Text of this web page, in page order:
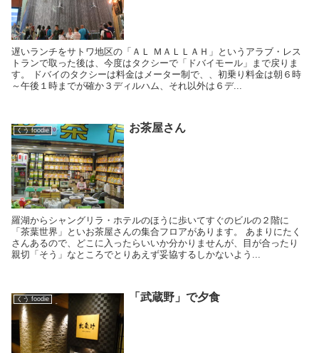
遅いランチをサトワ地区の「ＡＬ ＭＡＬＬＡＨ」というアラブ・レス
トランで取った後は、今度はタクシーで「ドバイモール」まで戻りま
す。 ドバイのタクシーは料金はメーター制で、、初乗り料金は朝６時
～午後１時までが確か３ディルハム、それ以外は６デ...
くう foodie お茶屋さん
羅湖からシャングリラ・ホテルのほうに歩いてすぐのビルの２階に
「茶葉世界」といお茶屋さんの集合フロアがあります。 あまりにたく
さんあるので、どこに入ったらいいか分かりませんが、目が合ったり
親切「そう」なところでとりあえず妥協するしかないよう...
くう foodie 「武蔵野」で夕食